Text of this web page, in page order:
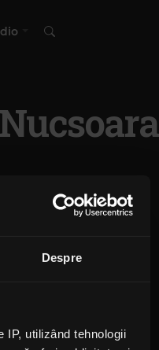
Despre
IP, utilizând tehnologii